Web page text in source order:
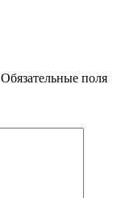
Обязательные поля